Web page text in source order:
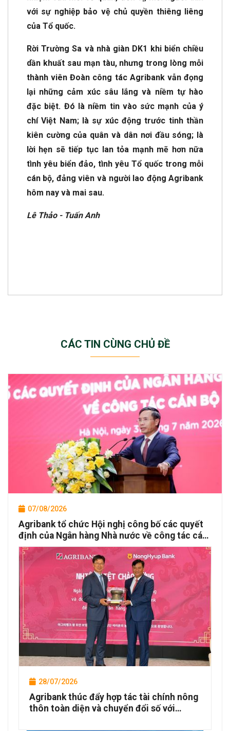
với sự nghiệp bảo vệ chủ quyền thiêng liêng
của Tổ quốc.
Rời Trường Sa và nhà giàn DK1 khi biển chiều
dần khuất sau mạn tàu, nhưng trong lòng mỗi
thành viên Đoàn công tác Agribank vẫn đọng
lại những cảm xúc sâu lắng và niềm tự hào
đặc biệt. Đó là niềm tin vào sức mạnh của ý
chí Việt Nam; là sự xúc động trước tinh thần
kiên cường của quân và dân nơi đầu sóng; là
lời hẹn sẽ tiếp tục lan tỏa mạnh mẽ hơn nữa
tình yêu biển đảo, tình yêu Tổ quốc trong mỗi
cán bộ, đảng viên và người lao động Agribank
hôm nay và mai sau.
Lê Thảo - Tuấn Anh
CÁC TIN CÙNG CHỦ ĐỀ
07/08/2026
Agribank tổ chức Hội nghị công bố các quyết
định của Ngân hàng Nhà nước về công tác cán
bộ
28/07/2026
Agribank thúc đẩy hợp tác tài chính nông
thôn toàn diện và chuyển đổi số với